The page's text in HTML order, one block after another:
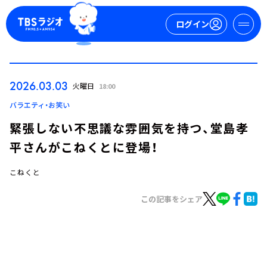
ログイン
ログイン
2026.03.03 火曜日 18:00
バラエティ・お笑い
緊張しない不思議な雰囲気を持つ、堂島孝
平さんがこねくとに登場！
こねくと
この記事をシェア